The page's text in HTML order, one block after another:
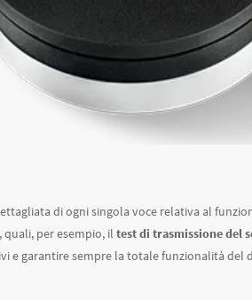
di ogni singola voce relativa al
per esempio, iltest di trasmissione del
e garantire sempre la totale funzionalità del